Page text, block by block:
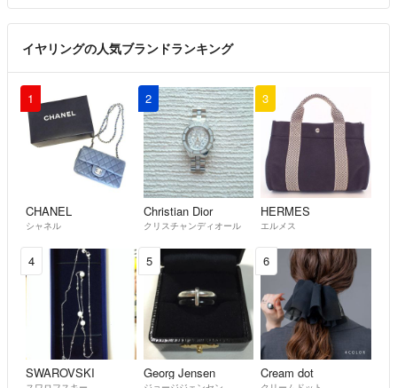
イヤリングの人気ブランドランキング
1
CHANEL
シャネル
2
Christian Dior
クリスチャンディオール
3
HERMES
エルメス
4
SWAROVSKI
5
Georg Jensen
6
Cream dot